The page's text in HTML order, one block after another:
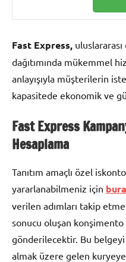
Fast Express, uluslararası
dağıtımında mükemmel
anlayışıyla müşterilerin
kapasitede ekonomik ve
Fast Express
Hesaplama
Tanıtım amaçlı özel
yararlanabilmeniz için
verilen adımları takip
sonucu oluşan
gönderilecektir. Bu
almak üzere gelen